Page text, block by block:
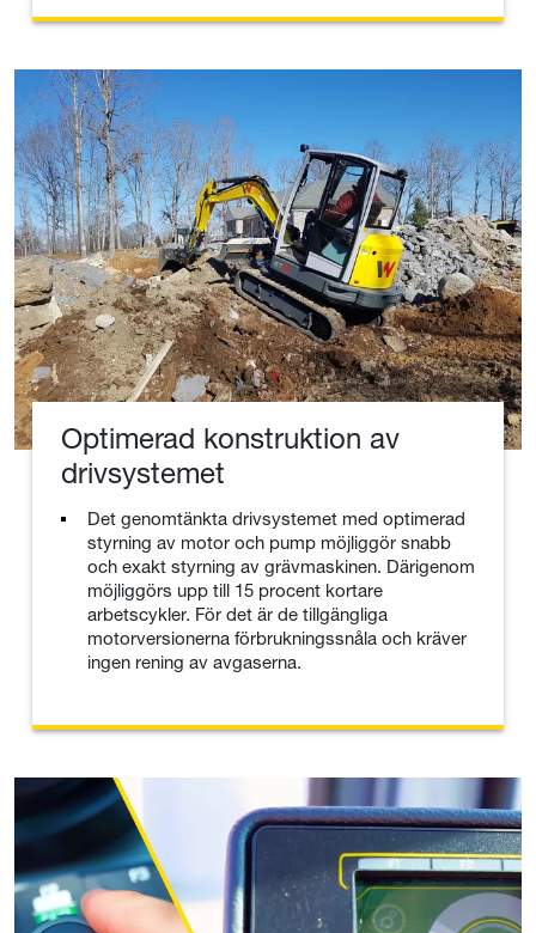
Optimerad konstruktion av
drivsystemet
Det genomtänkta drivsystemet med optimerad
styrning av motor och pump möjliggör snabb
och exakt styrning av grävmaskinen. Därigenom
möjliggörs upp till 15 procent kortare
arbetscykler. För det är de tillgängliga
motorversionerna förbrukningssnåla och kräver
ingen rening av avgaserna.